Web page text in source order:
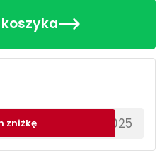
********EWS2025
zniżkę